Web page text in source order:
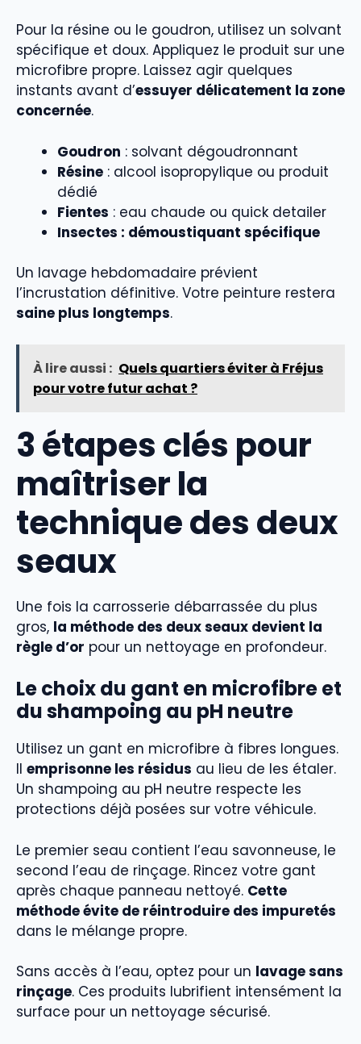
Pour la résine ou le goudron, utilisez un solvant
spécifique et doux. Appliquez le produit sur une
microfibre propre. Laissez agir quelques
instants avant d’essuyer délicatement la zone
concernée.
Goudron : solvant dégoudronnant
Résine : alcool isopropylique ou produit
dédié
Fientes : eau chaude ou quick detailer
Insectes : démoustiquant spécifique
Un lavage hebdomadaire prévient
l’incrustation définitive. Votre peinture restera
saine plus longtemps.
À lire aussi : Quels quartiers éviter à Fréjus
pour votre futur achat ?
3 étapes clés pour
maîtriser la
technique des deux
seaux
Une fois la carrosserie débarrassée du plus
gros, la méthode des deux seaux devient la
règle d’or pour un nettoyage en profondeur.
Le choix du gant en microfibre et
du shampoing au pH neutre
Utilisez un gant en microfibre à fibres longues.
Il emprisonne les résidus au lieu de les étaler.
Un shampoing au pH neutre respecte les
protections déjà posées sur votre véhicule.
Le premier seau contient l’eau savonneuse, le
second l’eau de rinçage. Rincez votre gant
après chaque panneau nettoyé. Cette
méthode évite de réintroduire des impuretés
dans le mélange propre.
Sans accès à l’eau, optez pour un lavage sans
rinçage. Ces produits lubrifient intensément la
surface pour un nettoyage sécurisé.